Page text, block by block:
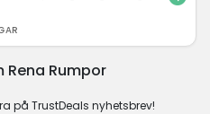
Rena Rumpor
på TrustDeals nyhetsbrev!